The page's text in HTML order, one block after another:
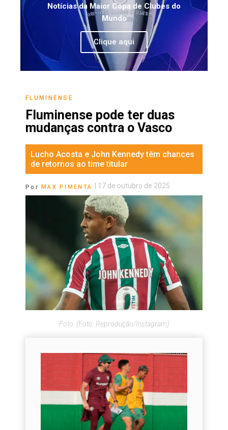
Notícias da Maior Copa de Clubes do
Mundo
Clique aqui
FLUMINENSE
Fluminense pode ter duas
mudanças contra o Vasco
Lucho Acosta e John Kennedy têm chances
de retornos ao time titular
Por MAX PIMENTA 17 de outubro de 2025
Foto: (Foto: Reprodução/Instagram)